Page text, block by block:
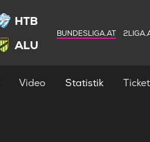
HTB
ALU
BUNDESLIGA.AT
Video Statistik